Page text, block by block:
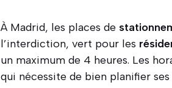
À Madrid, les places de
l’interdiction, vert pour les
un maximum de 4 heures. Les
qui nécessite de bien planifier ses